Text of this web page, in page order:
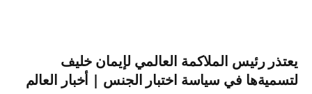
يعتذر رئيس الملاكمة العالمي لإيمان خليف
لتسميةها في سياسة اختبار الجنس | أخبار العالم